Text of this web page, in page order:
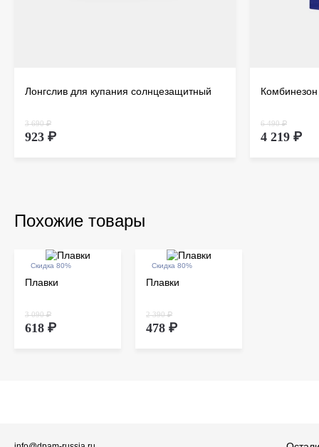
Лонгслив для купания солнцезащитный
3 690 ₽
923 ₽
6 490 ₽
4 219 ₽
Похожие товары
Скидка 80%
Плавки
3 090 ₽
618 ₽
Скидка 80%
Плавки
2 390 ₽
478 ₽